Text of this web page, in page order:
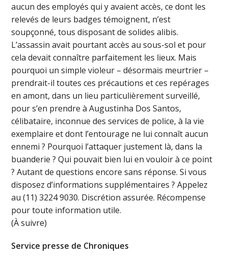
aucun des employés qui y avaient accès, ce dont les
relevés de leurs badges témoignent, n’est
soupçonné, tous disposant de solides alibis.
L’assassin avait pourtant accès au sous-sol et pour
cela devait connaître parfaitement les lieux. Mais
pourquoi un simple violeur – désormais meurtrier –
prendrait-il toutes ces précautions et ces repérages
en amont, dans un lieu particulièrement surveillé,
pour s’en prendre à Augustinha Dos Santos,
célibataire, inconnue des services de police, à la vie
exemplaire et dont l’entourage ne lui connaît aucun
ennemi ? Pourquoi l’attaquer justement là, dans la
buanderie ? Qui pouvait bien lui en vouloir à ce point
? Autant de questions encore sans réponse. Si vous
disposez d’informations supplémentaires ? Appelez
au (11) 3224 9030. Discrétion assurée. Récompense
pour toute information utile.
(À suivre)
Service presse de Chroniques